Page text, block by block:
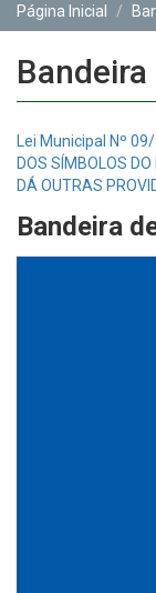
Página Inicial
Bandeira
Lei Municipal Nº 09/
DOS SÍMBOLOS
DÁ OUTRAS
Bandeira